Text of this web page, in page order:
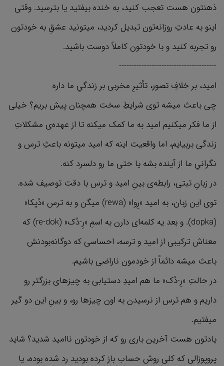
ذهنتون هست تعجب کنید، به خنده بیفتید یا بترسید. وقتی
اینو به عادتِ روزانه‌تون تبدیل کردید، میتونید عشقِ به خودتون
رو تجربه کنید و با خودتون کاملاً دوست باشید.
---------------------------------------
امید، بر خلافِ تصور، تأثیرِ مخربی بر زندگیِ ما داره
چی باعث میشه توی شرایطِ سخت همچنان پیش بریم؟ خیلی
از ما فکر میکنیم امید به ما کمک میکنه تا از عهده‌ی مشکلاتِ
زندگی بربیایم، اما واقعیت اینه که امید میتونه باعثِ ترس و
نگرانیِ ما از آینده بشه یا حتی ما رو دلسرد کنه.
در زبانِ تبتی، رابطه‌ی بینِ امید و ترس با دقت توصیف شده.
توی این زبان، به امید «رِوا» (rewa) میگن و به ترس «دُپکا»
(dopka). و بعد یه کلمه‌ای دارن به اسمِ «رِ-دُک» (re-dok) که
معناش ترکیبی از امید و ترسه، احساسی که دوگانه‌بودنش
باعث میشه دائماً از خودمون ناراضی باشیم.
در حالتِ «رِ-دُک» ما هم امیدِ دستیابی به چیزهای بزرگتر رو
داریم و هم ترس از نرسیدن به اون چیزها رو، و بینِ این دو گیر
میفتیم.
یادتون هست آخرین باری رو که از خودتون ناامید شدید؟ شاید
پروپوزالی که کلی روش حساب باز کرده بودید رد شده بوده، یا